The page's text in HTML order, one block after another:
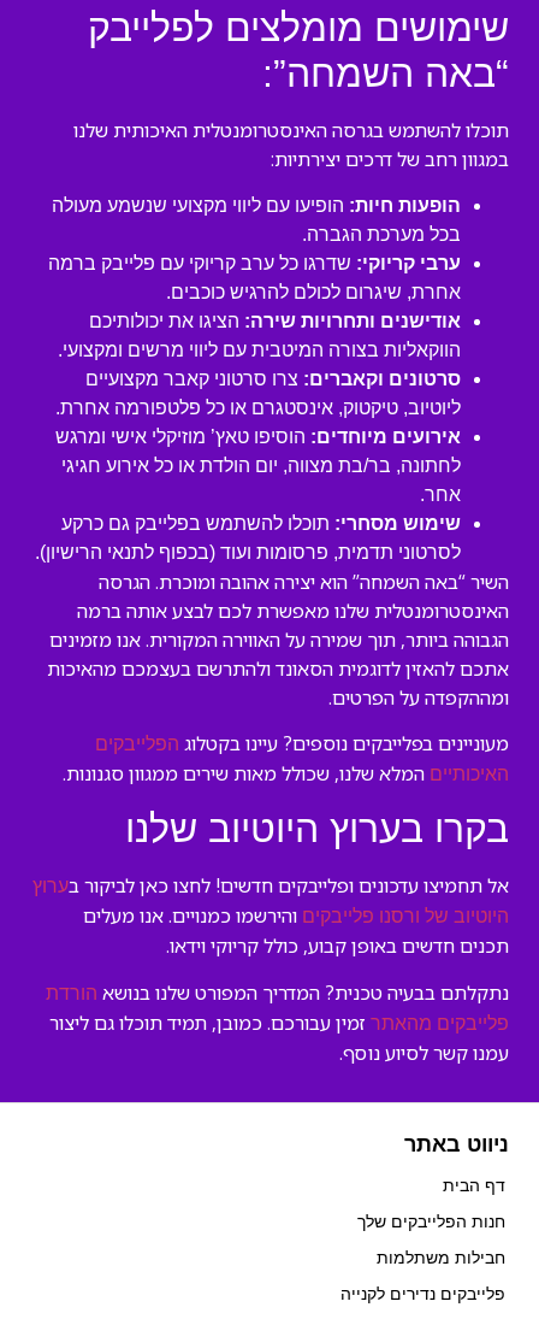
שימושים מומלצים לפלייבק
“באה השמחה”:
תוכלו להשתמש בגרסה האינסטרומנטלית האיכותית שלנו
במגוון רחב של דרכים יצירתיות:
הופעות חיות: הופיעו עם ליווי מקצועי שנשמע מעולה
בכל מערכת הגברה.
ערבי קריוקי: שדרגו כל ערב קריוקי עם פלייבק ברמה
אחרת, שיגרום לכולם להרגיש כוכבים.
אודישנים ותחרויות שירה: הציגו את יכולותיכם
הווקאליות בצורה המיטבית עם ליווי מרשים ומקצועי.
סרטונים וקאברים: צרו סרטוני קאבר מקצועיים
ליוטיוב, טיקטוק, אינסטגרם או כל פלטפורמה אחרת.
אירועים מיוחדים: הוסיפו טאץ’ מוזיקלי אישי ומרגש
לחתונה, בר/בת מצווה, יום הולדת או כל אירוע חגיגי
אחר.
שימוש מסחרי: תוכלו להשתמש בפלייבק גם כרקע
לסרטוני תדמית, פרסומות ועוד (בכפוף לתנאי הרישיון).
השיר “באה השמחה” הוא יצירה אהובה ומוכרת. הגרסה
האינסטרומנטלית שלנו מאפשרת לכם לבצע אותה ברמה
הגבוהה ביותר, תוך שמירה על האווירה המקורית. אנו מזמינים
אתכם להאזין לדוגמית הסאונד ולהתרשם בעצמכם מהאיכות
ומההקפדה על הפרטים.
מעוניינים בפלייבקים נוספים? עיינו בקטלוג הפלייבקים
האיכותיים המלא שלנו, שכולל מאות שירים ממגוון סגנונות.
בקרו בערוץ היוטיוב שלנו
אל תחמיצו עדכונים ופלייבקים חדשים! לחצו כאן לביקור בערוץ
היוטיוב של ורסנו פלייבקים והירשמו כמנויים. אנו מעלים
תכנים חדשים באופן קבוע, כולל קריוקי וידאו.
נתקלתם בבעיה טכנית? המדריך המפורט שלנו בנושא הורדת
פלייבקים מהאתר זמין עבורכם. כמובן, תמיד תוכלו גם ליצור
עמנו קשר לסיוע נוסף.
ניווט באתר
דף הבית
חנות הפלייבקים שלך
חבילות משתלמות
פלייבקים נדירים לקנייה